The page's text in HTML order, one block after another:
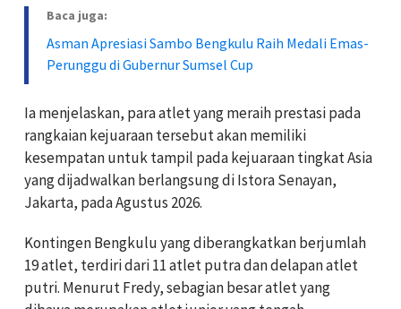
Baca juga:
Asman Apresiasi Sambo Bengkulu Raih Medali Emas-
Perunggu di Gubernur Sumsel Cup
Ia menjelaskan, para atlet yang meraih prestasi pada
rangkaian kejuaraan tersebut akan memiliki
kesempatan untuk tampil pada kejuaraan tingkat Asia
yang dijadwalkan berlangsung di Istora Senayan,
Jakarta, pada Agustus 2026.
Kontingen Bengkulu yang diberangkatkan berjumlah
19 atlet, terdiri dari 11 atlet putra dan delapan atlet
putri. Menurut Fredy, sebagian besar atlet yang